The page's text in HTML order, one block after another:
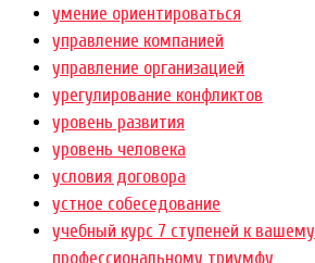
умение ориентироваться
управление компанией
управление организацией
урегулирование конфликтов
уровень развития
уровень человека
условия договора
устное собеседование
учебный курс 7 ступеней к вашему
профессиональному триумфу